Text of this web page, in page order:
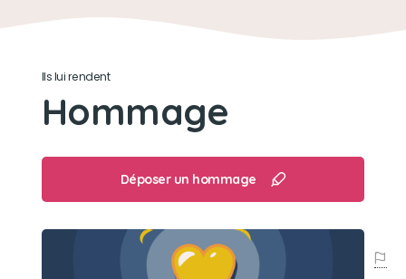
Aucune idée.
Son caractère
Exclusif, fidèle, territorial
Son jouet préféré
Un petit poulet qui couine et qu'on a perdu.
Son loisir préféré
Ils lui rendent
Hommage
Déposer un hommage